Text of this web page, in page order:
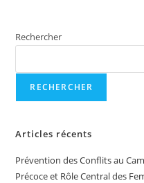
Rechercher
RECHERCHER
Articles récents
Prévention des Conflits au
Précoce et Rôle Central des